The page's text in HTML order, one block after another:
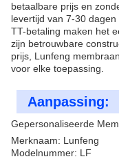
betaalbare prijs en
levertijd van 7-30
TT-betaling maken het
zijn betrouwbare
prijs, Lunfeng
voor elke toepassing.
Aanpassing:
Gepersonaliseerde
Merknaam: Lunfeng
Modelnummer: LF